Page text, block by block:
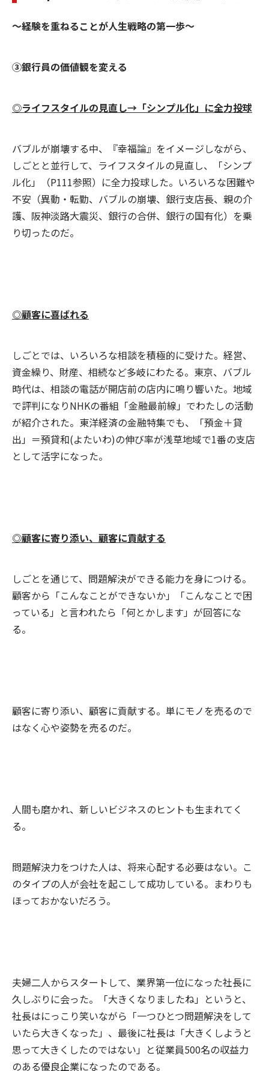
～経験を重ねることが人生戦略の第一歩～
③銀行員の価値観を変える
◎ライフスタイルの見直し→「シンプル化」に全力投球
バブルが崩壊する中、『幸福論』をイメージしながら、
しごとと並行して、ライフスタイルの見直し、「シンプ
ル化」（P111参照）に全力投球した。いろいろな困難や
不安（異動・転勤、バブルの崩壊、銀行支店長、親の介
護、阪神淡路大震災、銀行の合併、銀行の国有化）を乗
り切ったのだ。
◎顧客に喜ばれる
しごとでは、いろいろな相談を積極的に受けた。経営、
資金繰り、財産、相続など多岐にわたる。東京、バブル
時代は、相談の電話が開店前の店内に鳴り響いた。地域
で評判になりNHKの番組「金融最前線」でわたしの活動
が紹介された。東洋経済の金融特集でも、「預金＋貸
出」＝預貸和(よたいわ)の伸び率が浅草地域で1番の支店
として活字になった。
◎顧客に寄り添い、顧客に貢献する
しごとを通じて、問題解決ができる能力を身につける。
顧客から「こんなことができないか」「こんなことで困
っている」と言われたら「何とかします」が回答にな
る。
顧客に寄り添い、顧客に貢献する。単にモノを売るので
はなく心や姿勢を売るのだ。
人間も磨かれ、新しいビジネスのヒントも生まれてく
る。
問題解決力をつけた人は、将来心配する必要はない。こ
のタイプの人が会社を起こして成功している。まわりも
ほっておかないだろう。
夫婦二人からスタートして、業界第一位になった社長に
久しぶりに会った。「大きくなりましたね」というと、
社長はにっこり笑いながら「一つひとつ問題解決をして
いたら大きくなった」、最後に社長は「大きくしようと
思って大きくしたのではない」と従業員500名の収益力
のある優良企業になったのである。